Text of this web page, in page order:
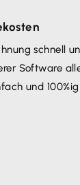
schnell
Software
und